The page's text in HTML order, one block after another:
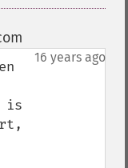
16 years ago
is